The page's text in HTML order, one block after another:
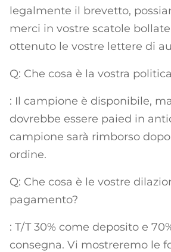
legalmente il brevetto,
merci in vostre scatole
ottenuto le vostre lettere di
Q: Che cosa è la vostra
: Il campione è disponibile,
dovrebbe essere paied in
campione sarà rimborso
ordine.
Q: Che cosa è le vostre
pagamento?
: T/T 30% come deposito e
consegna. Vi mostreremo le